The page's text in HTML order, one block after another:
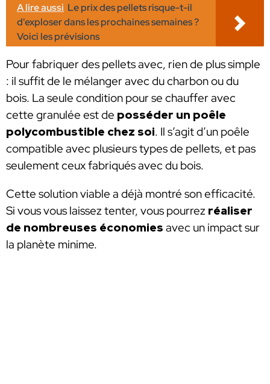
A lire aussi Le prix des pellets risque-t-il
d'exploser dans les prochaines semaines ?
Voici les prévisions
Pour fabriquer des pellets avec, rien de plus simple
: il suffit de le mélanger avec du charbon ou du
bois. La seule condition pour se chauffer avec
cette granulée est de posséder un poêle
polycombustible chez soi. Il s’agit d’un poêle
compatible avec plusieurs types de pellets, et pas
seulement ceux fabriqués avec du bois.
Cette solution viable a déjà montré son efficacité.
Si vous vous laissez tenter, vous pourrez réaliser
de nombreuses économies avec un impact sur
la planète minime.